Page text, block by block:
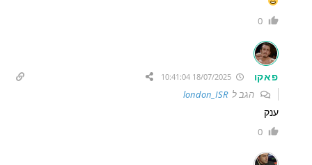
0
פאקו 18/07/2025 10:41:04
הגב לlondon_ISR
ענק
0